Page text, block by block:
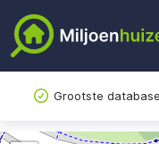
Grootste